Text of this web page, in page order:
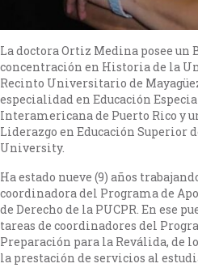
La doctora Ortiz Medina posee
concentración en Historia de la
Recinto Universitario de
especialidad en Educación
Interamericana de Puerto Rico y
Liderazgo en Educación Superior
University.
Ha estado nueve (9) años
coordinadora del Programa de
de Derecho de la PUCPR. En ese
tareas de coordinadores del
Preparación para la Reválida, de
la prestación de servicios al